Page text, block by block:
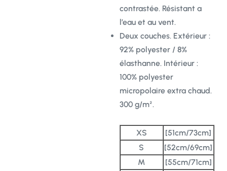
contrastée. Résistant a
l’eau et au vent.
Deux couches. Extérieur :
92% polyester / 8%
élasthanne. Intérieur :
100% polyester
micropolaire extra chaud.
300 g/m².
XS
[51cm/73cm]
S
[52cm/69cm]
M
[55cm/71cm]